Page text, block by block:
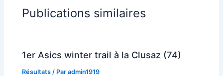
Publications similaires
1er Asics winter trail à la Clusaz (74)
Résultats / Paradmin1919